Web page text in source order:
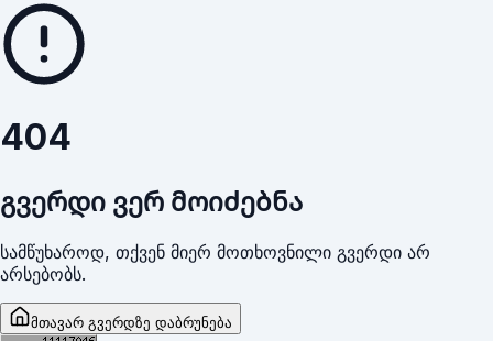
404
გვერდი ვერ მოიძებნა
სამწუხაროდ, თქვენ მიერ მოთხოვნილი გვერდი არ
არსებობს.
მთავარ გვერდზე დაბრუნება